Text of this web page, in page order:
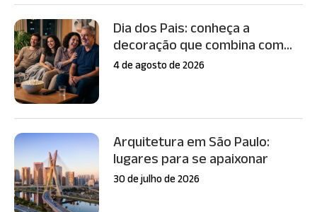
Dia dos Pais: conheça a
decoração que combina com...
4 de agosto de 2026
Arquitetura em São Paulo:
lugares para se apaixonar
30 de julho de 2026